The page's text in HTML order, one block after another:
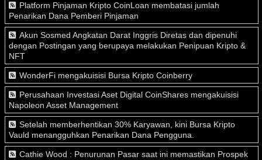
Platform Pinjaman Kripto CoinLoan membatasi jumlah
Penarikan Dana Pemberi Pinjaman
Akun Sosmed Angkatan Darat Inggris Diretas dan dipenuhi
dengan Postingan yang berupaya melakukan Penipuan Kripto &
NFT
WonderFi mengakuisisi Bursa Kripto Coinberry
Perusahaan Investasi Aset Digital CoinShares mengakuisisi
Napoleon Asset Management
Setelah memberhentikan 30% Karyawan, kini Bursa Kripto
Vauld menangguhkan Penarikan Dana Pengguna.
Cathie Wood : Penurunan Pasar saat ini memastikan Prospek